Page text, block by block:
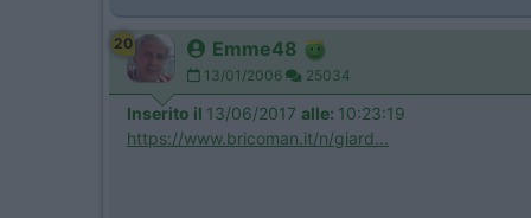
20 Emme48
13/01/2006 25034
Inserito il 13/06/2017 alle: 10:23:19
https://www.bricoman.it/n/giard...